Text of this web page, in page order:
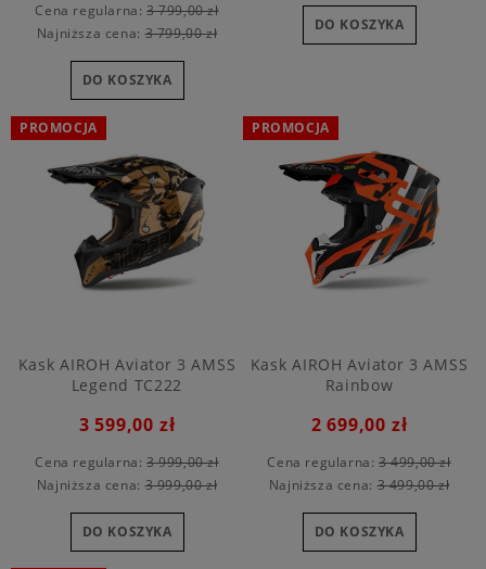
Cena regularna: 3 799,00 zł
Najniższa cena:3 799,00 zł
DO KOSZYKA
DO KOSZYKA
Kask AIROH Aviator 3 AMSS
Legend TC222
3 599,00 zł
Cena regularna: 3 999,00 zł
Najniższa cena:3 999,00 zł
DO KOSZYKA
PROMOCJA
Kask AIROH Aviator 3 AMSS
Rainbow
2 699,00 zł
Cena regularna: 3 499,00 zł
Najniższa cena:3 499,00 zł
DO KOSZYKA
PROMOCJA